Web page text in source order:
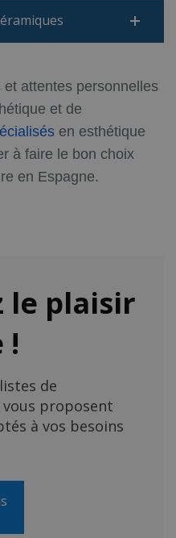
attentes personnelles
et de
en esthétique
à faire le bon choix
en Espagne.
le plaisir
!
de
proposent
à vos besoins